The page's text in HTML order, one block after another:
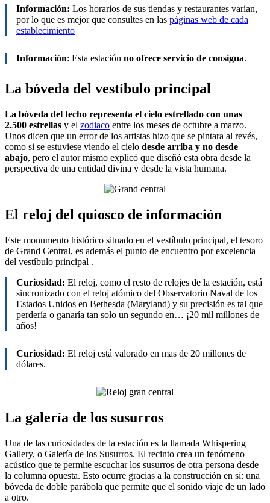
Información: Los horarios de sus tiendas y restaurantes varían,
por lo que es mejor que consultes en las páginas web de cada
establecimiento
Información: Esta estación no ofrece servicio de consigna.
La bóveda del vestíbulo principal
La bóveda del techo representa el cielo estrellado con unas
2.500 estrellas y el zodiaco entre los meses de octubre a marzo.
Unos dicen que un error de los artistas hizo que se pintara al revés,
como si se estuviese viendo el cielo desde arriba y no desde
abajo, pero el autor mismo explicó que diseñó esta obra desde la
perspectiva de una entidad divina y desde la vista humana.
El reloj del quiosco de información
Este monumento histórico situado en el vestíbulo principal, el tesoro
de Grand Central, es además el punto de encuentro por excelencia
del vestíbulo principal .
Curiosidad: El reloj, como el resto de relojes de la estación, está
sincronizado con el reloj atómico del Observatorio Naval de los
Estados Unidos en Bethesda (Maryland) y su precisión es tal que
perdería o ganaría tan solo un segundo en… ¡20 mil millones de
años!
Curiosidad: El reloj está valorado en mas de 20 millones de
dólares.
La galería de los susurros
Una de las curiosidades de la estación es la llamada Whispering
Gallery, o Galería de los Susurros. El recinto crea un fenómeno
acústico que te permite escuchar los susurros de otra persona desde
la columna opuesta. Esto ocurre gracias a la construcción en sí: una
bóveda de doble parábola que permite que el sonido viaje de un lado
a otro.